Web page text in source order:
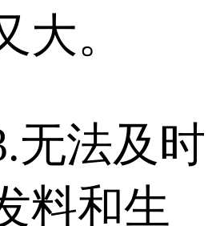
大。
法及时
料和生